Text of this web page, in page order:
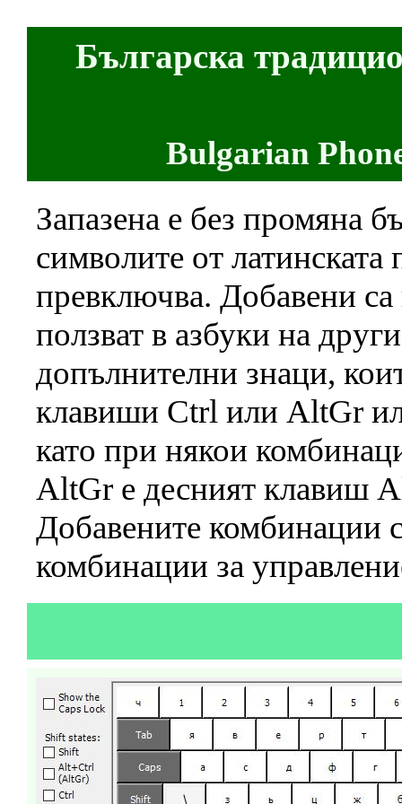
Българска
Bulgarian
Запазена е без промяна
символите от латинската
превключва. Добавени са
ползват в азбуки на
допълнителни знаци,
клавиши Ctrl или AltGr
като при някои
AltGr е десният клавиш
Добавените комбинации
комбинации за